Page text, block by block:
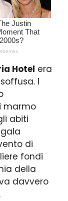
Hotel era
I
marmo
abiti
di
fondi
della
davvero